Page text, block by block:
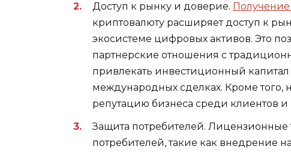
Доступ к рынку и доверие.
криптовалюту расширяет доступ к
экосистеме цифровых активов. Это
партнерские отношения с
привлекать инвестиционный капитал
международных сделках. Кроме
репутацию бизнеса среди клиентов и
Защита потребителей.
потребителей, такие как внедрение